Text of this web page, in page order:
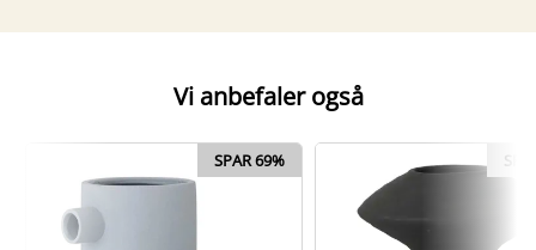
Vi anbefaler også
SPAR 69%